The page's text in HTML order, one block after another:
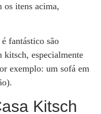
os itens acima,
fantástico são
kitsch, especialmente
exemplo: um sofá em
Kitsch